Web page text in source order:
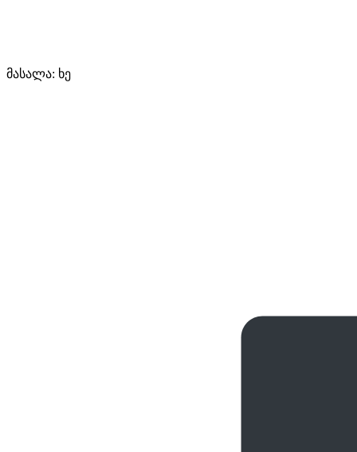
მასალა: ხე